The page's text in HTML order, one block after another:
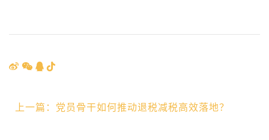
上一篇：党员骨干如何推动退税减税高效落地？